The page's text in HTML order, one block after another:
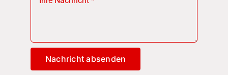
Nachricht absenden